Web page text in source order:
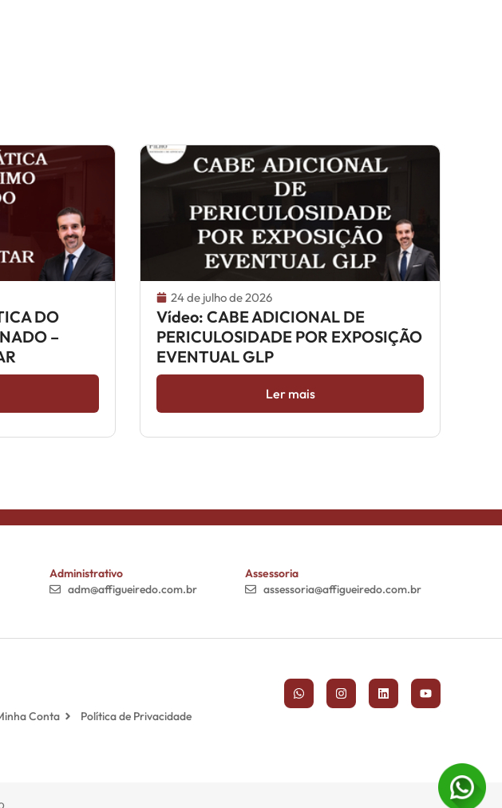
DO
–
24 de julho de 2026
Vídeo: CABE ADICIONAL DE
PERICULOSIDADE POR EXPOSIÇÃO
EVENTUAL GLP
Ler mais
Administrativo
adm@affigueiredo.com.br
Assessoria
assessoria@affigueiredo.com.br
Conta Política de Privacidade